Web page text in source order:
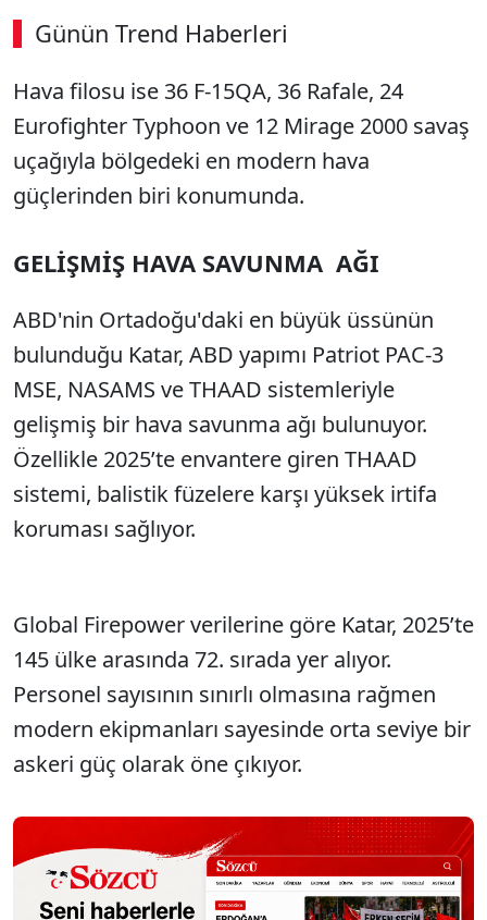
Günün Trend Haberleri
Hava filosu ise 36 F-15QA, 36 Rafale, 24
Eurofighter Typhoon ve 12 Mirage 2000 savaş
uçağıyla bölgedeki en modern hava
güçlerinden biri konumunda.
GELİŞMİŞ HAVA SAVUNMA AĞI
ABD'nin Ortadoğu'daki en büyük üssünün
bulunduğu Katar, ABD yapımı Patriot PAC-3
MSE, NASAMS ve THAAD sistemleriyle
gelişmiş bir hava savunma ağı bulunuyor.
Özellikle 2025’te envantere giren THAAD
sistemi, balistik füzelere karşı yüksek irtifa
koruması sağlıyor.
Global Firepower verilerine göre Katar, 2025’te
145 ülke arasında 72. sırada yer alıyor.
Personel sayısının sınırlı olmasına rağmen
modern ekipmanları sayesinde orta seviye bir
askeri güç olarak öne çıkıyor.